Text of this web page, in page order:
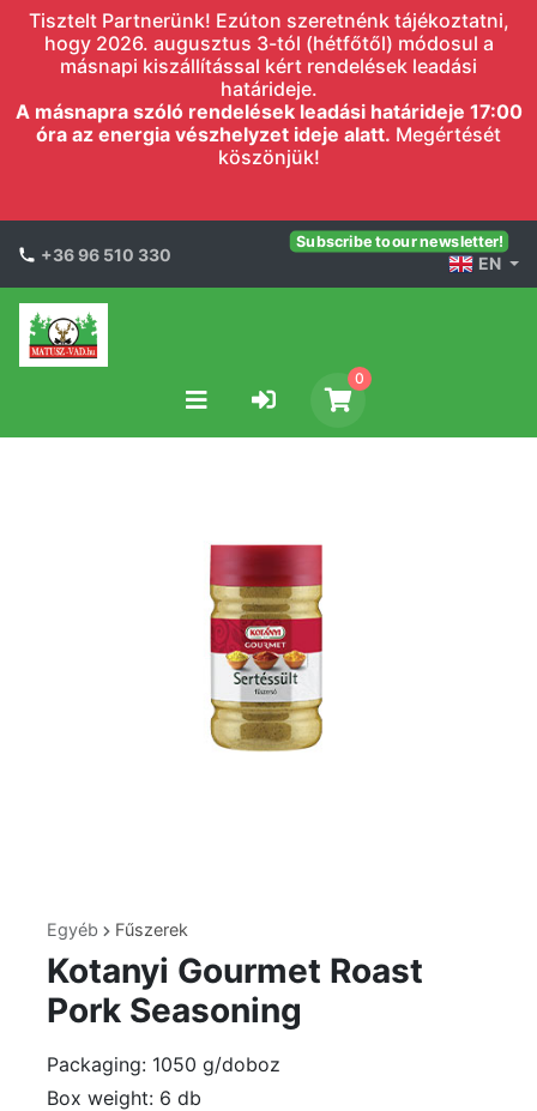
Tisztelt Partnerünk! Ezúton szeretnénk tájékoztatni,
hogy 2026. augusztus 3-tól (hétfőtől) módosul a
másnapi kiszállítással kért rendelések leadási
határideje.
A másnapra szóló rendelések leadási határideje 17:00
óra az energia vészhelyzet ideje alatt. Megértését
köszönjük!
+36 96 510 330
Subscribe to our newsletter!
EN
0
Egyéb Fűszerek
Kotanyi Gourmet Roast
Pork Seasoning
Packaging: 1050 g/doboz
Box weight: 6 db